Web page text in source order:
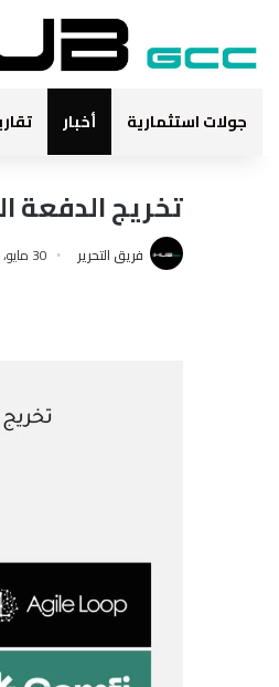
جولات استثمارية أخبار
تخريج الدفعة
فريق التحرير 30 مايو، 2024